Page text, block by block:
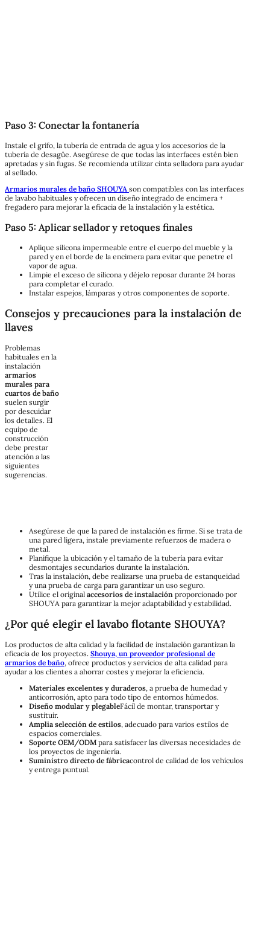
Paso 3: Conectar la fontanería
Instale el grifo, la tubería de entrada de agua y los accesorios de la
tubería de desagüe. Asegúrese de que todas las interfaces estén bien
apretadas y sin fugas. Se recomienda utilizar cinta selladora para ayudar
al sellado.
Armarios murales de baño SHOUYA son compatibles con las interfaces
de lavabo habituales y ofrecen un diseño integrado de encimera +
fregadero para mejorar la eficacia de la instalación y la estética.
Paso 5: Aplicar sellador y retoques finales
Aplique silicona impermeable entre el cuerpo del mueble y la
pared y en el borde de la encimera para evitar que penetre el
vapor de agua.
Limpie el exceso de silicona y déjelo reposar durante 24 horas
para completar el curado.
Instalar espejos, lámparas y otros componentes de soporte.
Consejos y precauciones para la instalación de
llaves
Problemas
habituales en la
instalación
armarios
murales para
cuartos de baño
suelen surgir
por descuidar
los detalles. El
equipo de
construcción
debe prestar
atención a las
siguientes
sugerencias.
Asegúrese de que la pared de instalación es firme. Si se trata de
una pared ligera, instale previamente refuerzos de madera o
metal.
Planifique la ubicación y el tamaño de la tubería para evitar
desmontajes secundarios durante la instalación.
Tras la instalación, debe realizarse una prueba de estanqueidad
y una prueba de carga para garantizar un uso seguro.
Utilice el original accesorios de instalación proporcionado por
SHOUYA para garantizar la mejor adaptabilidad y estabilidad.
¿Por qué elegir el lavabo flotante SHOUYA?
Los productos de alta calidad y la facilidad de instalación garantizan la
eficacia de los proyectos. Shouya, un proveedor profesional de
armarios de baño, ofrece productos y servicios de alta calidad para
ayudar a los clientes a ahorrar costes y mejorar la eficiencia.
Materiales excelentes y duraderos, a prueba de humedad y
anticorrosión, apto para todo tipo de entornos húmedos.
Diseño modular y plegableFácil de montar, transportar y
sustituir.
Amplia selección de estilos, adecuado para varios estilos de
espacios comerciales.
Soporte OEM/ODM para satisfacer las diversas necesidades de
los proyectos de ingeniería.
Suministro directo de fábricacontrol de calidad de los vehículos
y entrega puntual.